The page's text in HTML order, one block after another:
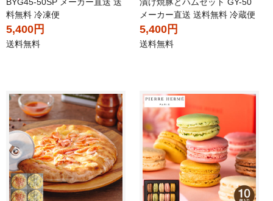
料無料 冷凍便
5,400円
送料無料
メーカー直送 送料無料 冷蔵便
5,400円
送料無料